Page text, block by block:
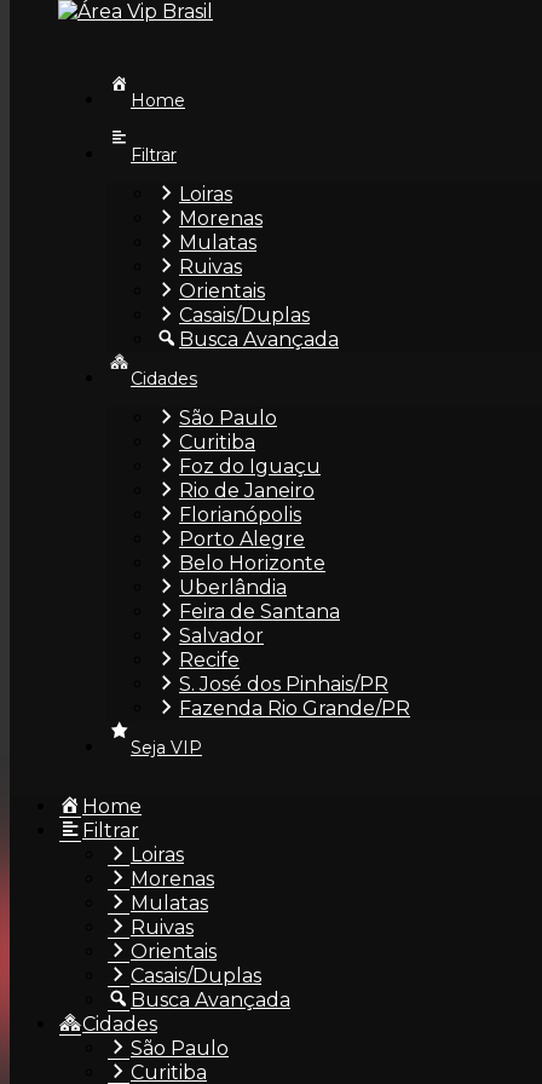
Home
Filtrar
Loiras
Morenas
Mulatas
Ruivas
Orientais
Casais/Duplas
Busca Avançada
Cidades
São Paulo
Curitiba
Foz do Iguaçu
Rio de Janeiro
Florianópolis
Porto Alegre
Belo Horizonte
Uberlândia
Feira de Santana
Salvador
Recife
S. José dos Pinhais/PR
Fazenda Rio Grande/PR
Seja VIP
Home
Filtrar
Loiras
Morenas
Mulatas
Ruivas
Orientais
Casais/Duplas
Busca Avançada
Cidades
São Paulo
Curitiba
Paola Hot
23 anos • Curitiba/PR
Informações
Descrição de Paola Hot
Acompanhante no Paraná – Morena de Curitiba/
INSTITUCIONAL
O ÁreaVIP
Seja VIP